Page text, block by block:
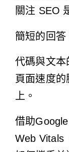
關注 SEO
簡短的回答
代碼與文本
頁面速度
上。
借助
Web Vitals